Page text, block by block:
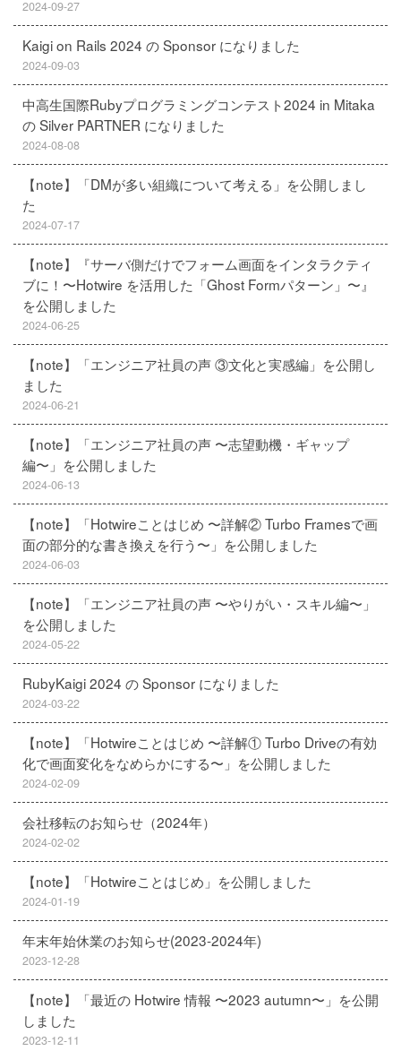
2024-09-27
Kaigi on Rails 2024 の Sponsor になりました
2024-09-03
中高生国際Rubyプログラミングコンテスト2024 in Mitaka
の Silver PARTNER になりました
2024-08-08
【note】「DMが多い組織について考える」を公開しまし
た
2024-07-17
【note】『サーバ側だけでフォーム画面をインタラクティ
ブに！〜Hotwire を活用した「Ghost Formパターン」〜』
を公開しました
2024-06-25
【note】「エンジニア社員の声 ③文化と実感編」を公開し
ました
2024-06-21
【note】「エンジニア社員の声 〜志望動機・ギャップ
編〜」を公開しました
2024-06-13
【note】「Hotwireことはじめ 〜詳解② Turbo Framesで画
面の部分的な書き換えを行う〜」を公開しました
2024-06-03
【note】「エンジニア社員の声 〜やりがい・スキル編〜」
を公開しました
2024-05-22
RubyKaigi 2024 の Sponsor になりました
2024-03-22
【note】「Hotwireことはじめ 〜詳解① Turbo Driveの有効
化で画面変化をなめらかにする〜」を公開しました
2024-02-09
会社移転のお知らせ（2024年）
2024-02-02
【note】「Hotwireことはじめ」を公開しました
2024-01-19
年末年始休業のお知らせ(2023-2024年)
2023-12-28
【note】「最近の Hotwire 情報 〜2023 autumn〜」を公開
しました
2023-12-11